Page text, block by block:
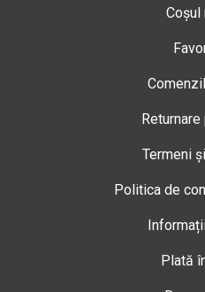
Coșul
Termeni
Politica de
Plată